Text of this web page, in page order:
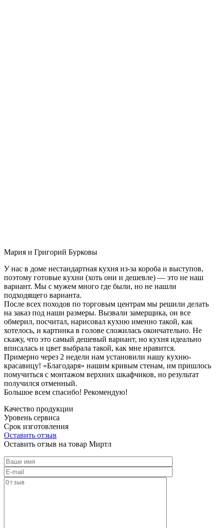
Мария и Григорий Бурковы
У нас в доме нестандартная кухня из-за короба и выступов,
поэтому готовые кухни (хоть они и дешевле) — это не наш
вариант. Мы с мужем много где были, но не нашли
подходящего варианта.
После всех походов по торговым центрам мы решили делать
на заказ под наши размеры. Вызвали замерщика, он все
обмерил, посчитал, нарисовал кухню именно такой, как
хотелось, и картинка в голове сложилась окончательно. Не
скажу, что это самый дешевый вариант, но кухня идеально
вписалась и цвет выбрала такой, как мне нравится.
Примерно через 2 недели нам установили нашу кухню-
красавицу! «Благодаря» нашим кривым стенам, им пришлось
помучиться с монтажом верхних шкафчиков, но результат
получился отменный.
Большое всем спасибо! Рекомендую!
Качество продукции
Уровень сервиса
Срок изготовления
Оставить отзыв
Оставить отзыв на товар Миртл